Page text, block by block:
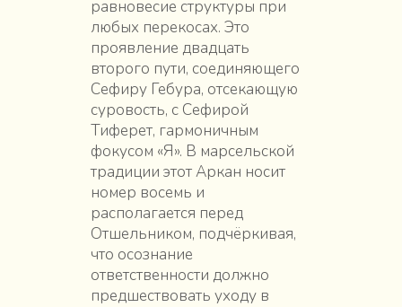
равновесие структуры при
любых перекосах. Это
проявление двадцать
второго пути, соединяющего
Сефиру Гебура, отсекающую
суровость, с Сефирой
Тиферет, гармоничным
фокусом «Я». В марсельской
традиции этот Аркан носит
номер восемь и
располагается перед
Отшельником, подчёркивая,
что осознание
ответственности должно
предшествовать уходу в